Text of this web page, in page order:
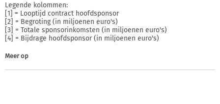
Legende kolommen:
[1] = Looptijd contract hoofdsponsor
[2] = Begroting (in miljoenen euro's)
[3] = Totale sponsorinkomsten (in miljoenen euro's)
[4] = Bijdrage hoofdsponsor (in miljoenen euro's)
Meer op